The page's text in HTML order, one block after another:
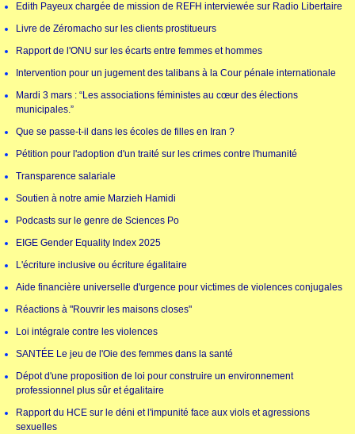
Edith Payeux chargée de mission de REFH interviewée sur Radio Libertaire
Livre de Zéromacho sur les clients prostitueurs
Rapport de l'ONU sur les écarts entre femmes et hommes
Intervention pour un jugement des talibans à la Cour pénale internationale
Mardi 3 mars : “Les associations féministes au cœur des élections
municipales.”
Que se passe-t-il dans les écoles de filles en Iran ?
Pétition pour l'adoption d'un traité sur les crimes contre l'humanité
Transparence salariale
Soutien à notre amie Marzieh Hamidi
Podcasts sur le genre de Sciences Po
EIGE Gender Equality Index 2025
L'écriture inclusive ou écriture égalitaire
Aide financière universelle d'urgence pour victimes de violences conjugales
Réactions à "Rouvrir les maisons closes"
Loi intégrale contre les violences
SANTÉE Le jeu de l'Oie des femmes dans la santé
Dépot d'une proposition de loi pour construire un environnement
professionnel plus sûr et égalitaire
Rapport du HCE sur le déni et l'impunité face aux viols et agressions
sexuelles